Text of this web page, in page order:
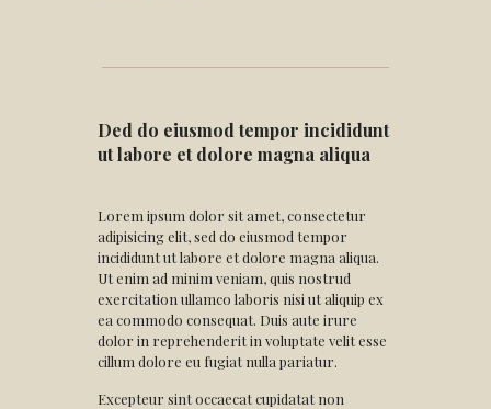
Ded do eiusmod tempor incididunt
ut labore et dolore magna aliqua
Lorem ipsum dolor sit amet, consectetur
adipisicing elit, sed do eiusmod tempor
incididunt ut labore et dolore magna aliqua.
Ut enim ad minim veniam, quis nostrud
exercitation ullamco laboris nisi ut aliquip ex
ea commodo consequat. Duis aute irure
dolor in reprehenderit in voluptate velit esse
cillum dolore eu fugiat nulla pariatur.
Excepteur sint occaecat cupidatat non